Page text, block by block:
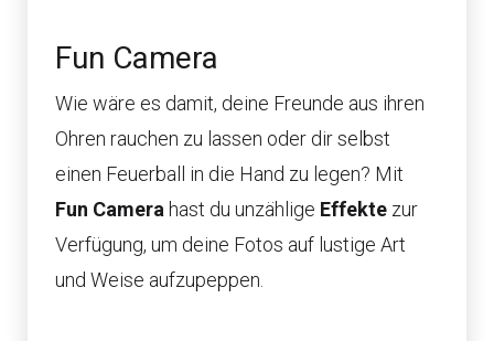
Fun Camera
Wie wäre es damit, deine Freunde aus ihren
Ohren rauchen zu lassen oder dir selbst
einen Feuerball in die Hand zu legen? Mit
Fun Camera hast du unzählige Effekte zur
Verfügung, um deine Fotos auf lustige Art
und Weise aufzupeppen.